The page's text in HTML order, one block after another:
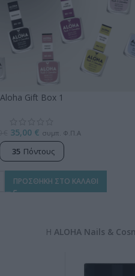
Aloha Gift Box 1
35,00 € συμπ. Φ.Π.Α
35 Πόντους
ΠΡΟΣΘΗΚΗ ΣΤΟ ΚΑΛΑΘΙ
Η ALOHA Nails &